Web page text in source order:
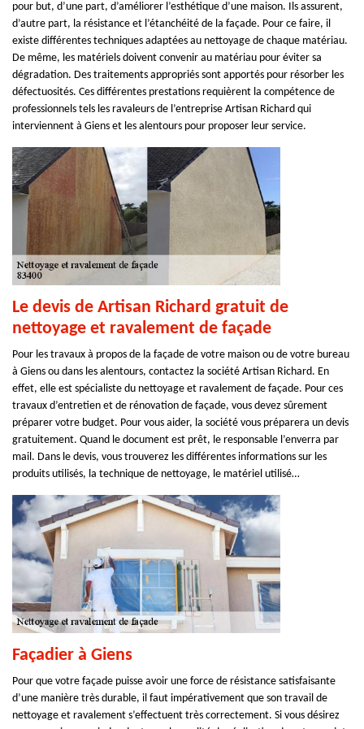
pour but, d’une part, d’améliorer l’esthétique d’une maison. Ils assurent,
d’autre part, la résistance et l’étanchéité de la façade. Pour ce faire, il
existe différentes techniques adaptées au nettoyage de chaque matériau.
De même, les matériels doivent convenir au matériau pour éviter sa
dégradation. Des traitements appropriés sont apportés pour résorber les
défectuosités. Ces différentes prestations requièrent la compétence de
professionnels tels les ravaleurs de l’entreprise Artisan Richard qui
interviennent à Giens et les alentours pour proposer leur service.
Le devis de Artisan Richard gratuit de
nettoyage et ravalement de façade
Pour les travaux à propos de la façade de votre maison ou de votre bureau
à Giens ou dans les alentours, contactez la société Artisan Richard. En
effet, elle est spécialiste du nettoyage et ravalement de façade. Pour ces
travaux d’entretien et de rénovation de façade, vous devez sûrement
préparer votre budget. Pour vous aider, la société vous préparera un devis
gratuitement. Quand le document est prêt, le responsable l’enverra par
mail. Dans le devis, vous trouverez les différentes informations sur les
produits utilisés, la technique de nettoyage, le matériel utilisé…
Façadier à Giens
Pour que votre façade puisse avoir une force de résistance satisfaisante
d’une manière très durable, il faut impérativement que son travail de
nettoyage et ravalement s’effectuent très correctement. Si vous désirez